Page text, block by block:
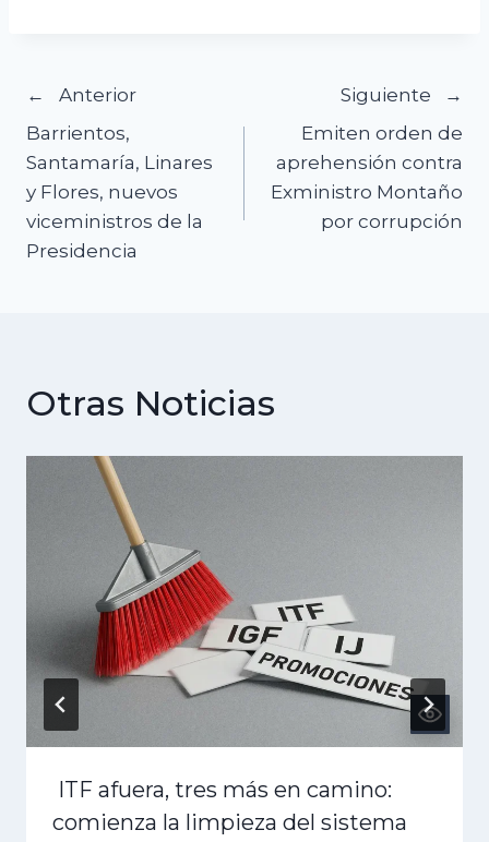
Navegación
de
entradas
Anterior
Barrientos,
Santamaría, Linares
y Flores, nuevos
viceministros de la
Presidencia
Siguiente
Emiten orden de
aprehensión contra
Exministro Montaño
por corrupción
Otras Noticias
ITF afuera, tres más en camino:
comienza la limpieza del sistema